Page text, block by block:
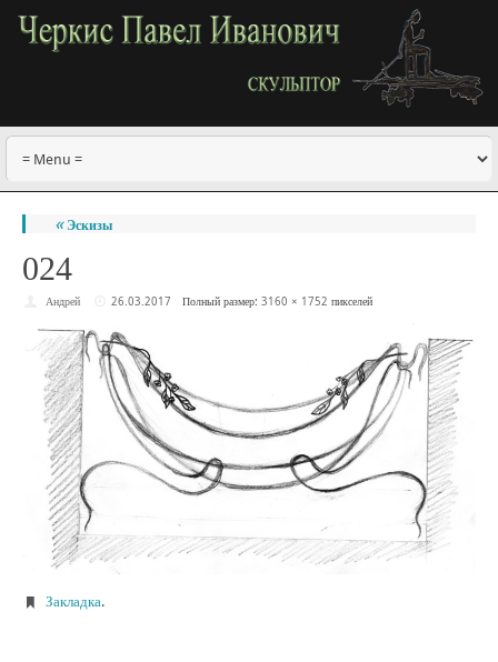
«Эскизы
024
Андрей 26.03.2017 Полный размер:3160 × 1752 пикселей
Закладка.